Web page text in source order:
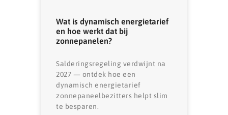
Wat is dynamisch energietarief
en hoe werkt dat bij
zonnepanelen?
Salderingsregeling verdwijnt na
2027 — ontdek hoe een
dynamisch energietarief
zonnepaneelbezitters helpt slim
te besparen.